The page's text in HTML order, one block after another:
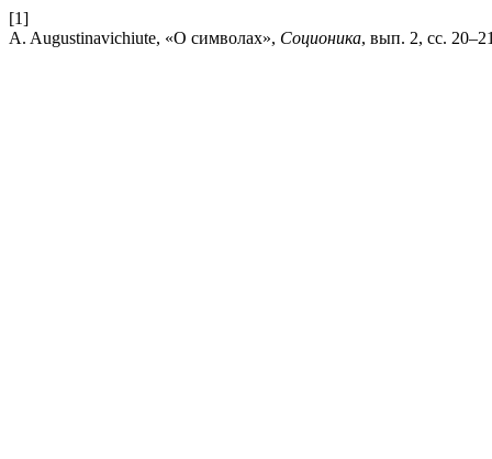
[1]
A. Augustinavichiute, «О символах», Соционика, вып. 2, сс.